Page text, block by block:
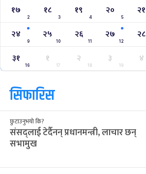
१७
2
१८
3
१९
4
२०
5
२१
२४
9
२५
10
२६
11
२७
12
२८
३१
16
१
17
२
18
३
19
४
सिफारिस
छुटाउनुभयो कि?
संसद्लाई टेर्दैनन् प्रधानमन्त्री, लाचार छन्
सभामुख